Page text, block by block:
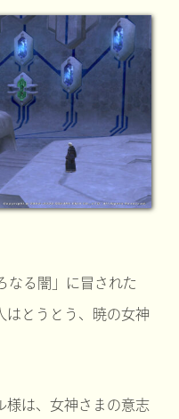
なる闇」に冒された
はとうとう、暁の女神
様は、女神さまの意志